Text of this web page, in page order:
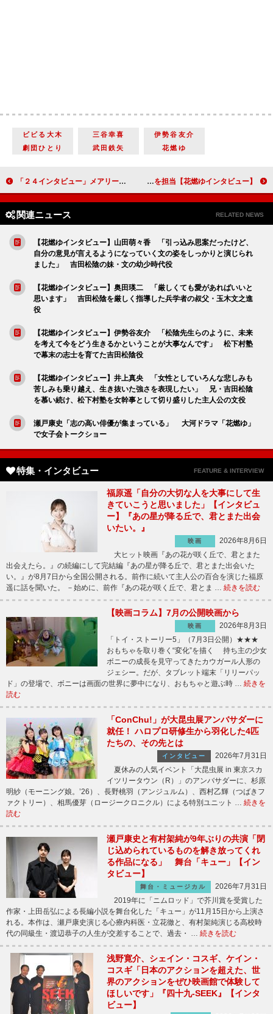
ビビる大木 三谷幸喜
伊勢谷友介
劇団ひとり
武田鉄矢 花燃ゆ
「２４インタビュー」メアリー＝リン・ライスカブ「演技中は自分でも興奮しているし、アドレナリンがふつふつと湧いてくる感じです」 「２４－ＴＷＥＮＴＹ ＦＯＵＲ－」最新作でもジャック・バウアーの相棒として活躍するクロエ・オブライエン役 【花燃ゆインタビュー】池田秀一 「宇宙世紀だけじゃなくて地球にもちゃんと歴史がある」 大河ドラマのナレーションを担当
関連ニュース RELATED NEWS
【花燃ゆインタビュー】山田萌々香 「引っ込み思案だったけど、
自分の意見が言えるようになっていく文の姿をしっかりと演じられ
ました」 吉田松陰の妹・文の幼少時代役
【花燃ゆインタビュー】奥田瑛二 「厳しくても愛があればいいと
思います」 吉田松陰を厳しく指導した兵学者の叔父・玉木文之進
役
【花燃ゆインタビュー】伊勢谷友介 「松陰先生らのように、未来
を考えて今をどう生きるかということが大事なんです」 松下村塾
で幕末の志士を育てた吉田松陰役
【花燃ゆインタビュー】井上真央 「女性としていろんな悲しみも
苦しみも乗り越え、生き抜いた強さを表現したい」 兄・吉田松陰
を慕い続け、松下村塾を女幹事として切り盛りした主人公の文役
瀬戸康史「志の高い俳優が集まっている」 大河ドラマ「花燃ゆ」
で女子会トークショー
特集・インタビュー FEATURE & INTERVIEW
福原遥「自分の大切な人を大事にして生
きていこうと思いました」【インタビュ
ー】『あの星が降る丘で、君とまた出会
いたい。』
映画
2026年8月6日
大ヒット映画『あの花が咲く丘で、君とまた
出会えたら。』の続編にして完結編『あの星が降る丘で、君とまた出会いた
い。』が8月7日から全国公開される。前作に続いて主人公の百合を演じた福原
遥に話を聞いた。 －始めに、前作『あの花が咲く丘で、君とま … 続きを読む
【映画コラム】7月の公開映画から
映画
2026年8月3日
「トイ・ストーリー5」（7月3日公開）★★★
おもちゃを取り巻く“変化”を描く 持ち主の少女
ボニーの成長を見守ってきたカウガール人形の
ジェシー。だが、タブレット端末「リリーパッ
ド」の登場で、ボニーは画面の世界に夢中になり、おもちゃと遊ぶ時 … 続きを
読む
「ConChu!」が大昆虫展アンバサダーに
就任！ ハロプロ研修生から羽化した4匹
たちの、その先とは
インタビュー
2026年7月31日
夏休みの人気イベント「大昆虫展 in 東京スカ
イツリータウン（R）」のアンバサダーに、杉原
明紗（モーニング娘。’26）、長野桃羽（アンジュルム）、西村乙輝（つばきフ
ァクトリー）、相馬優芽（ロージークロニクル）による特別ユニット … 続きを
読む
瀬戸康史と有村架純が9年ぶりの共演「閉
じ込められているものを解き放ってくれ
る作品になる」 舞台「キュー」【イン
タビュー】
舞台・ミュージカル
2026年7月31日
2019年に「ニムロッド」で芥川賞を受賞した
作家・上田岳弘による長編小説を舞台化した「キュー」が11月15日から上演さ
れる。本作は、瀬戸康史演じる心療内科医・立花徹と、有村架純演じる高校時
代の同級生・渡辺恭子の人生が交差することで、過去・ … 続きを読む
浅野寛介、シェイン・コスギ、ケイン・
コスギ「日本のアクションを超えた、世
界のアクションをぜひ映画館で体験して
ほしいです」『四十九-SEEK』【インタ
ビュー】